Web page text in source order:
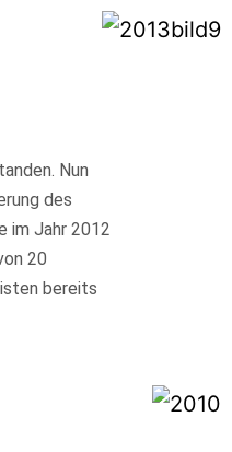
Nun
des
im Jahr 2012
20
bereits